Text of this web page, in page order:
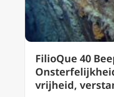
FilioQue 40
vrijheid,